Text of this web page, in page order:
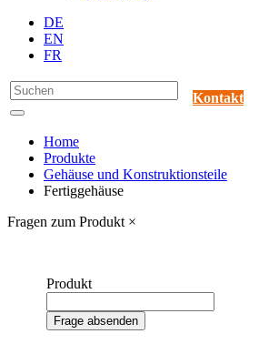
DE
EN
FR
Kontakt
Home
Produkte
Gehäuse und Konstruktionsteile
Fertiggehäuse
Fragen zum Produkt ×
Produkt
Frage absenden